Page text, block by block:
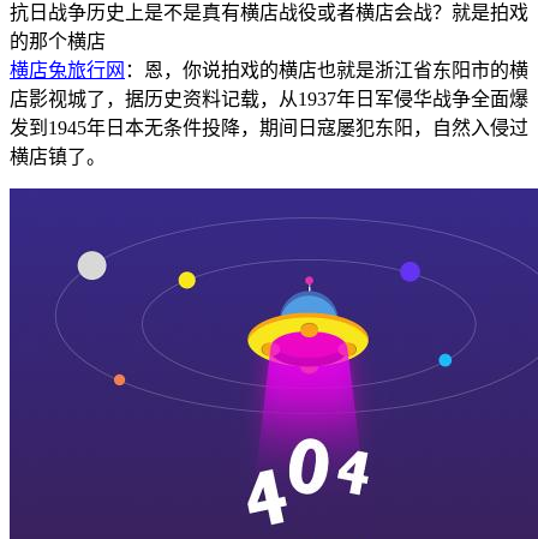
抗日战争历史上是不是真有横店战役或者横店会战？就是拍戏
的那个横店
横店兔旅行网 ： 恩，你说拍戏的横店也就是浙江省东阳市的横
店影视城了，据历史资料记载，从1937年日军侵华战争全面爆
发到 1945年日本无条件投降，期间日寇屡犯东阳，自然入侵过
横店镇了。